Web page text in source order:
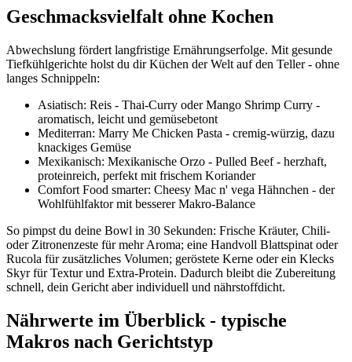
Geschmacksvielfalt ohne Kochen
Abwechslung fördert langfristige Ernährungserfolge. Mit gesunde
Tiefkühlgerichte holst du dir Küchen der Welt auf den Teller - ohne
langes Schnippeln:
Asiatisch: Reis - Thai-Curry oder Mango Shrimp Curry -
aromatisch, leicht und gemüsebetont
Mediterran: Marry Me Chicken Pasta - cremig-würzig, dazu
knackiges Gemüse
Mexikanisch: Mexikanische Orzo - Pulled Beef - herzhaft,
proteinreich, perfekt mit frischem Koriander
Comfort Food smarter: Cheesy Mac n' vega Hähnchen - der
Wohlfühlfaktor mit besserer Makro-Balance
So pimpst du deine Bowl in 30 Sekunden: Frische Kräuter, Chili-
oder Zitronenzeste für mehr Aroma; eine Handvoll Blattspinat oder
Rucola für zusätzliches Volumen; geröstete Kerne oder ein Klecks
Skyr für Textur und Extra-Protein. Dadurch bleibt die Zubereitung
schnell, dein Gericht aber individuell und nährstoffdicht.
Nährwerte im Überblick - typische
Makros nach Gerichtstyp